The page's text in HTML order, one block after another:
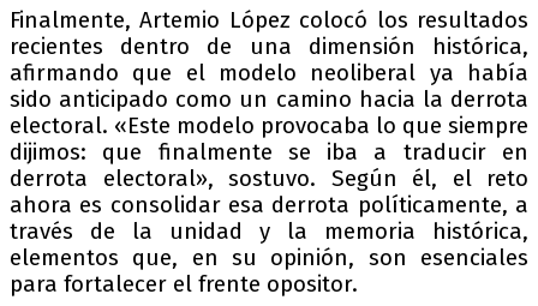
Finalmente, Artemio López colocó los resultados
recientes dentro de una dimensión histórica,
afirmando que el modelo neoliberal ya había
sido anticipado como un camino hacia la derrota
electoral. «Este modelo provocaba lo que siempre
dijimos: que finalmente se iba a traducir en
derrota electoral», sostuvo. Según él, el reto
ahora es consolidar esa derrota políticamente, a
través de la unidad y la memoria histórica,
elementos que, en su opinión, son esenciales
para fortalecer el frente opositor.